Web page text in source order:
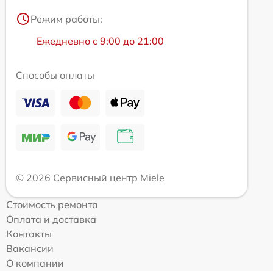
Режим работы:
Ежедневно с 9:00 до 21:00
Способы оплаты
© 2026 Сервисный центр Miele
Стоимость ремонта
Оплата и доставка
Контакты
Вакансии
О компании